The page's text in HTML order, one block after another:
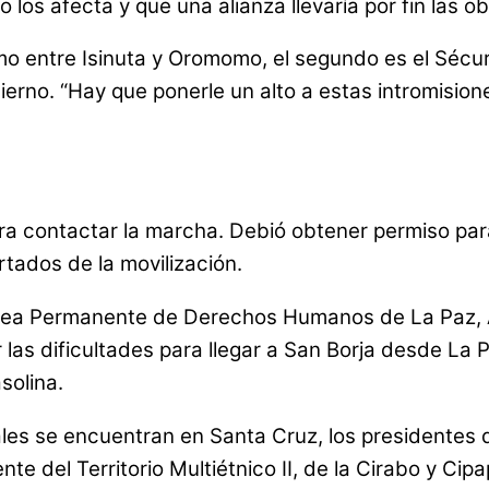
los afecta y que una alianza llevaría por fin las
entre Isinuta y Oromomo, el segundo es el
“Hay que ponerle un alto a estas
contactar la marcha. Debió obtener permiso
de la movilización.
Permanente de Derechos Humanos de La
dificultades para llegar a San Borja desde La
se encuentran en Santa Cruz, los
del Territorio Multiétnico II, de la Cirabo y